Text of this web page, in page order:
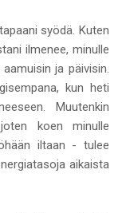
syödä. Kuten
ilmenee, minulle
ja päivisin.
kun heti
Muutenkin
koen minulle
iltaan - tulee
aikaista